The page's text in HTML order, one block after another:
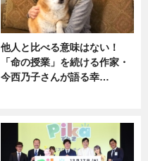
他人と比べる意味はない！
「命の授業」を続ける作家・
今西乃子さんが語る幸…